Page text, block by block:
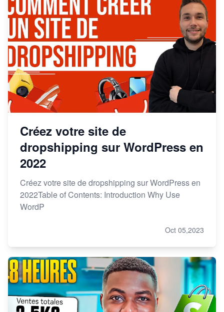
Créez votre site de
dropshipping sur WordPress en
2022
Créez votre site de dropshipping sur WordPress en
2022Table of Contents: Introduction Why Use
WordP
Oct 05,2023